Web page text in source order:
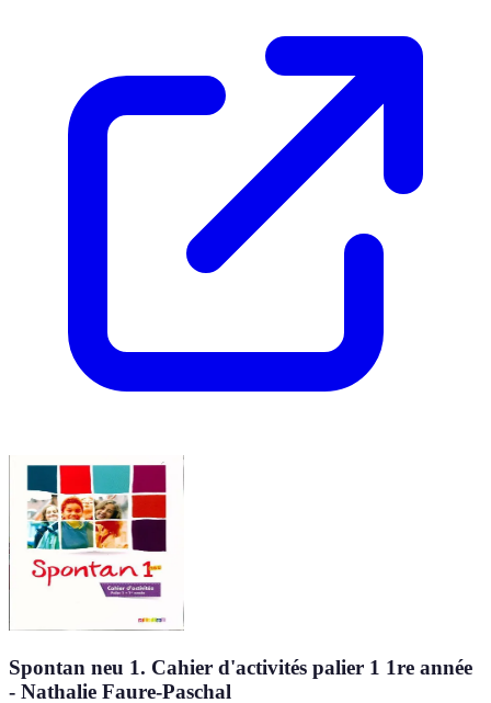
Spontan neu 1. Cahier d'activités palier 1 1re année
- Nathalie Faure-Paschal